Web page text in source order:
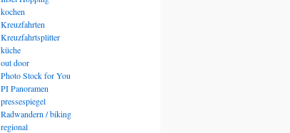
kochen
Kreuzfahrten
Kreuzfahrtsplitter
küche
out door
Photo Stock for You
PI Panoramen
pressespiegel
Radwandern / biking
regional